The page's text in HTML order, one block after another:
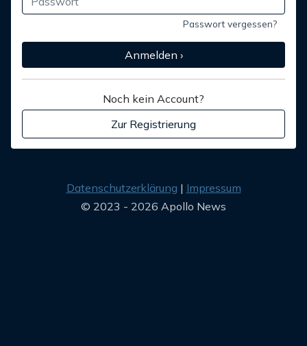
Passwort vergessen?
Anmelden ›
Noch kein Account?
Zur Registrierung
Datenschutzerklärung
Impressum
© 2023 - 2026 Apollo News